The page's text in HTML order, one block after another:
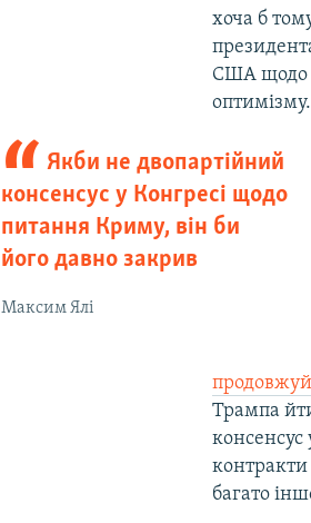
хоча б
США щодо
оптимізму.
Якби не двопартійний
консенсус у Конгресі щодо
питання Криму, він би
його давно закрив
Максим Ялі
Трампа
консенсус
багато